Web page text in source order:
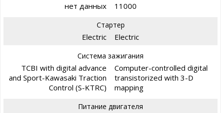
нет данных 11000
Стартер
Electric Electric
Система зажигания
TCBI with digital advance
and Sport-Kawasaki Traction
Control (S-KTRC)
Computer-controlled digital
transistorized with 3-D
mapping
Питание двигателя